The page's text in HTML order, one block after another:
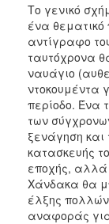
Το γενικό
ένα θεματικό
αντίγραφο
ταυτόχρονα
ναυάγιο
ντοκουμέντα
περίοδο. Ένα
των
ξενάγηση και
κατασκευής
εποχής, αλλά
Χάνδακα θα
έλξης
αναφοράς